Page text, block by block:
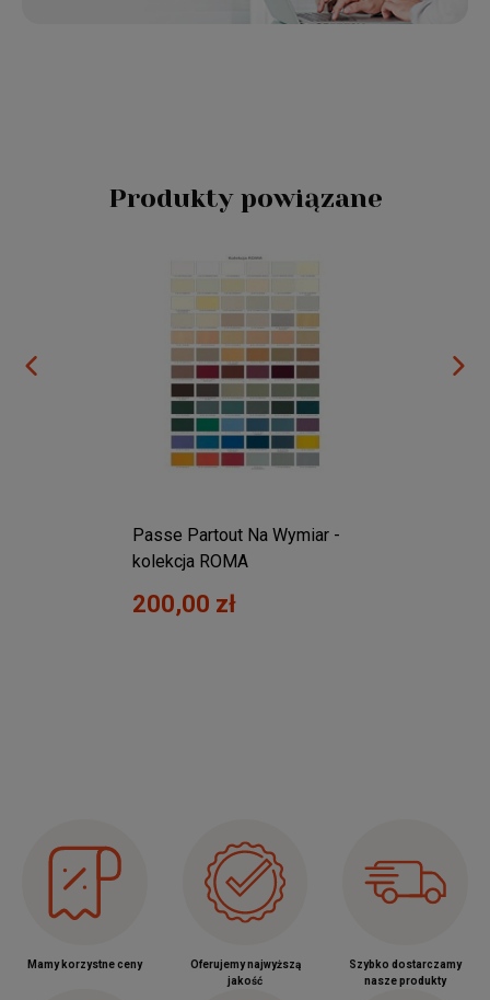
Produkty powiązane
Passe Partout Na Wymiar -
kolekcja ROMA
200,00 zł
Mamy korzystne ceny
Oferujemy najwyższą
jakość
Szybko dostarczamy
nasze produkty